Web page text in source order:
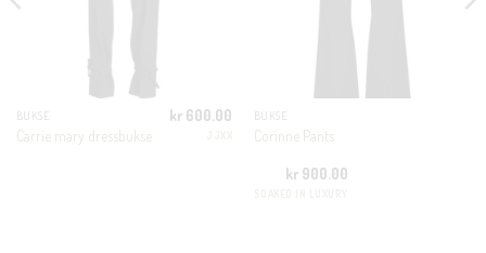
BUKSE
Carrie mary dressbukse
kr 600.00 BUKSE
Corinne Pants
kr900.00
KUNDEKLUBB
En liten velkomstgave til deg! ❤️
Bli en del av Nora-familien i dag. Som medlem får du 10%
rabatt på din første handel og eksklusive fordeler rett i lomma.